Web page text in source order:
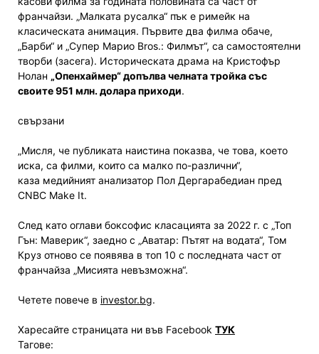
франчайзи. „Малката русалка“ пък е римейк на
класическата анимация. Първите два филма обаче,
„Барби“ и „Супер Марио Bros.: Филмът“, са самостоятелни
творби (засега). Историческата драма на Кристофър
Нолан „Опенхаймер“ допълва челната тройка със
своите 951 млн. долара приходи.
свързани
„Мисля, че публиката наистина показва, че това, което
иска, са филми, които са малко по-различни“,
каза медийният анализатор Пол Дергарабедиан пред
CNBC Make It.
След като оглави боксофис класацията за 2022 г. с „Топ
Гън: Маверик“, заедно с „Аватар: Пътят на водата“, Том
Круз отново се появява в топ 10 с последната част от
франчайза „Мисията невъзможна“.
Четете повече в investor.bg.
Харесайте страницата ни във Facebook ТУК
Тагове: